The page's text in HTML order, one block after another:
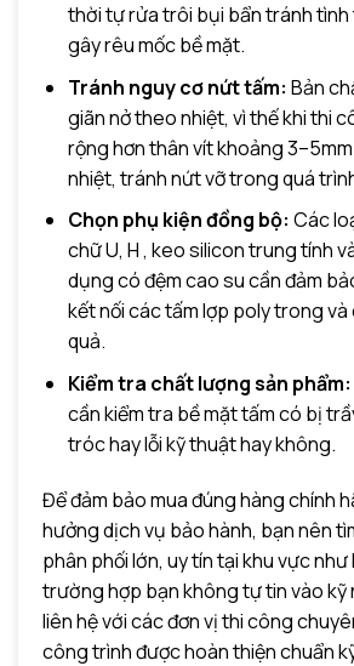
thời tự rửa trôi bụi bẩn tránh
gây rêu mốc bề mặt.
Tránh nguy cơ nứt tấm: Bản
giãn nở theo nhiệt, vì thế khi thi
rộng hơn thân vít khoảng
nhiệt, tránh nứt vỡ trong quá
Chọn phụ kiện đồng bộ: Các
chữ U, H , keo silicon trung tính
dụng có đệm cao su cần đảm
kết nối các tấm lợp poly trong và
quả.
Kiểm tra chất lượng sản phẩm:
cần kiểm tra bề mặt tấm có bị
tróc hay lỗi kỹ thuật hay không.
Để đảm bảo mua đúng hàng chính
hưởng dịch vụ bảo hành, bạn nên
phân phối lớn, uy tín tại khu vực
trường hợp bạn không tự tin vào kỹ
liên hệ với các đơn vị thi công
công trình được hoàn thiện chuẩn